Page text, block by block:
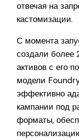
отвечая на
кастомизации.
С момента
создали
активов с его
модели
эффективно
кампании под
форматы,